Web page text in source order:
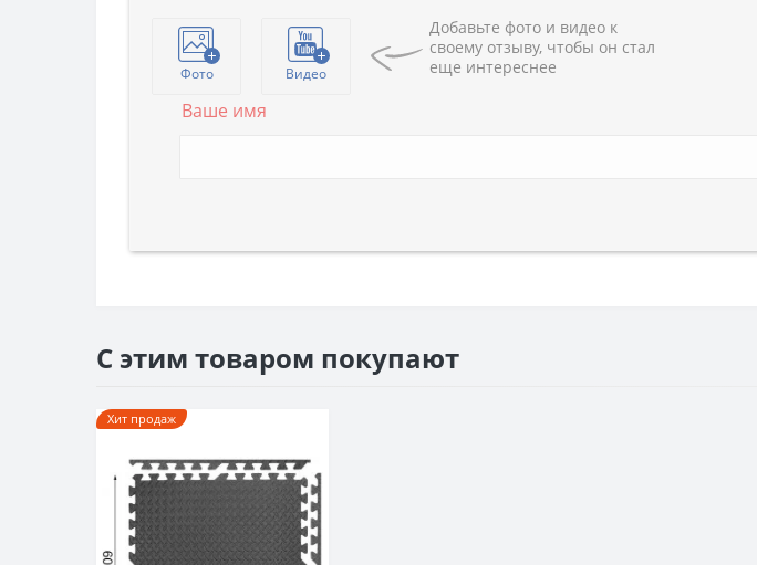
Фото Видео
Добавьте фото и видео к
своему отзыву, чтобы он стал
еще интереснее
Ваше имя
С этим товаром покупают
Хит продаж